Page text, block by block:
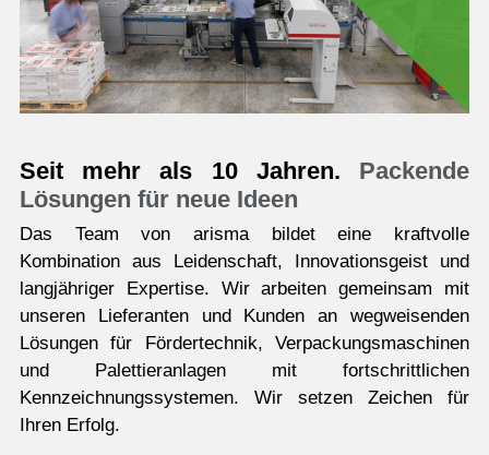
Seit mehr als 10 Jahren. Packende
Lösungen für neue Ideen
Das Team von arisma bildet eine kraftvolle
Kombination aus Leidenschaft, Innovationsgeist und
langjähriger Expertise. Wir arbeiten gemeinsam mit
unseren Lieferanten und Kunden an wegweisenden
Lösungen für Fördertechnik, Verpackungsmaschinen
und Palettieranlagen mit fortschrittlichen
Kennzeichnungssystemen. Wir setzen Zeichen für
Ihren Erfolg.